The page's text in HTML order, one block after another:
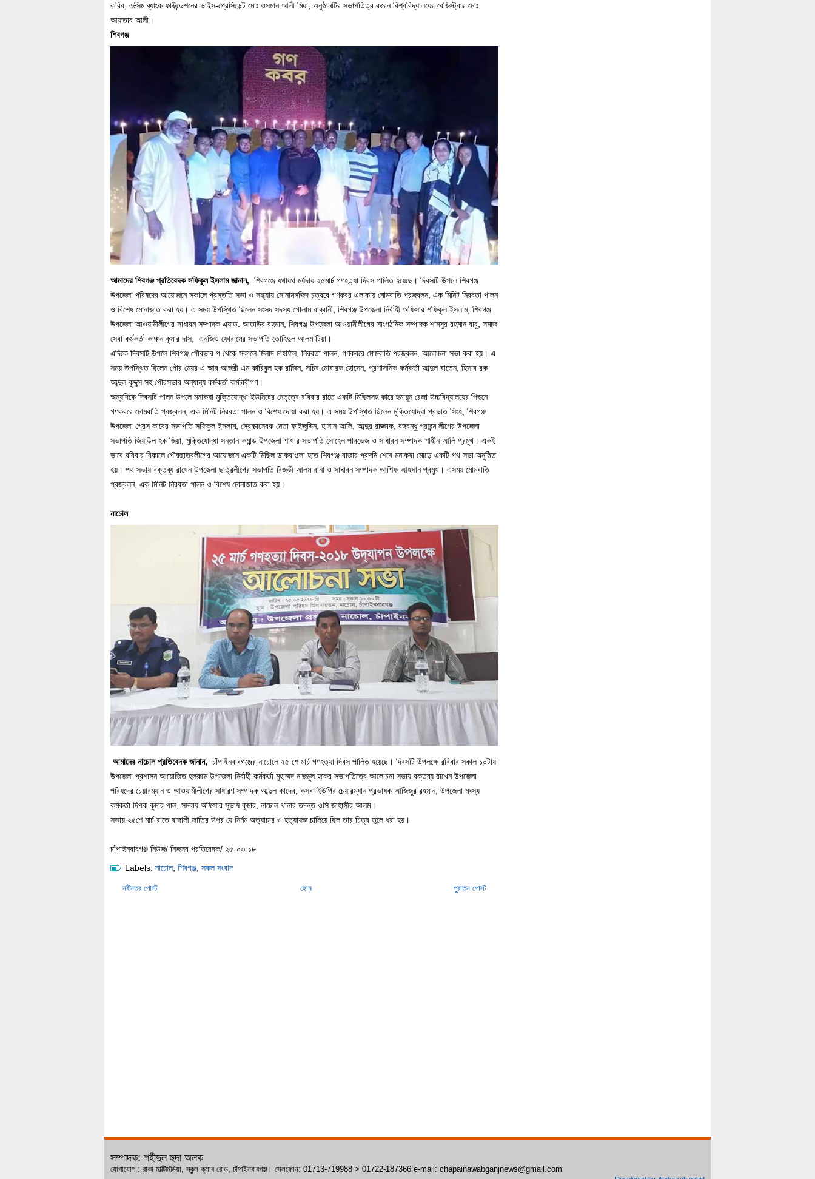
কবির, এক্সিম ব্যাংক ফাউন্ডেশনের ভাইস-প্রেসিডেন্ট মোঃ ওসমান আলী মিয়া, অনুষ্ঠানটির সভাপতিত্ব করেন বিশ্ববিদ্যালয়ের রেজিস্ট্রার মোঃ
আফতাব আলী।
শিবগঞ্জ
আমাদের শিবগঞ্জ প্রতিবেদক সফিকুল ইসলাম জানান, শিবগঞ্জে যথাযথ মর্যদায় ২৫মার্চ গণহত্যা দিবস পালিত হয়েছে। দিবসটি উপলে শিবগঞ্জ
উপজেলা পরিষদের আয়োজনে সকালে প্রস্ততি সভা ও সন্ধ্যায় সোনামসজিদ চত্বরে গণকবর এলাকায় মোমবাতি প্রজ্বলন, এক মিনিট নিরবতা পালন
ও বিশেষ মোনাজাত করা হয়। এ সময় উপস্থিত ছিলেন সংসদ সদস্য গোলাম রাব্বানী, শিবগঞ্জ উপজেলা নির্বাহী অফিসার শফিকুল ইসলাম, শিবগঞ্জ
উপজেলা আওয়ামীলীগের সাধারন সম্পাদক এ্যাড. আতাউর রহমান, শিবগঞ্জ উপজেলা আওয়ামীলীগের সাংগঠনিক সম্পাদক শামসুর রহমান বাবু, সমাজ
সেবা কর্মকর্তা কাঞ্চন কুমার দাস, এনজিও ফোরামের সভাপতি তোহিদুল আলম টিয়া।
এদিকে দিবসটি উপলে শিবগঞ্জ পৌরভার প থেকে সকালে মিলাদ মাহফিল, নিরবতা পালন, গণকবরে মোমবাতি প্রজ্বলন, আলোচনা সভা করা হয়। এ
সময় উপস্থিত ছিলেন পৌর মেয়র এ আর আজরী এম কারিবুল হক রাজিন, সচিব মোবারক হোসেন, প্রশাসনিক কর্মকর্তা আব্দুল বাতেন, হিসাব রক
আব্দুল কুদ্দুস সহ পৌরসভার অন্যান্য কর্মকর্তা কর্মচারীগণ।
অন্যদিকে দিবসটি পালন উপলে মনাকষা মুক্তিযোদ্ধা ইউনিটের নেতৃত্বে রবিবার রাতে একটি মিছিলসহ কারে হুমায়ূন রেজা উচ্চবিদ্যালয়ের পিছনে
গণকবরে মোমবাতি প্রজ্বলন, এক মিনিট নিরবতা পালন ও বিশেষ দোয়া করা হয়। এ সময় উপস্থিত ছিলেন মুক্তিযোদ্ধা প্রভাত সিংহ, শিবগঞ্জ
উপজেলা প্রেস কাবের সভাপতি সফিকুল ইসলাম, স্বেচ্চাসেবক নেতা ফাইজুদ্দিন, হাসান আলি, আব্দুর রাজ্জাক, বঙ্গবন্ধু প্রজন্ম লীগের উপজেলা
সভাপতি জিয়াউল হক জিয়া, মুক্তিযোদ্ধা সন্তান কমান্ড উপজেলা শাখার সভাপতি সোহেল পারভেজ ও সাধারন সম্পাদক শাহীন আলি প্রমুখ। একই
ভাবে রবিবার বিকালে পৌরছাত্রলীগের আয়োজনে একটি মিছিল ডাকবাংলো হতে শিবগঞ্জ বাজার প্রদনি শেষে মনাকষা মোড়ে একটি পথ সভা অনুষ্ঠিত
হয়। পথ সভায় বক্তব্য রাখেন উপজেলা ছাত্রলীগের সভাপতি রিজভী আলম রানা ও সাধারন সম্পাদক আশিফ আহসান প্রমুখ। এসময় মোমবাতি
প্রজ্বলন, এক মিনিট নিরবতা পালন ও বিশেষ মোনাজাত করা হয়।
নাচোল
আমাদের নাচোল প্রতিবেদক জানান, চাঁপাইনবাবগঞ্জের নাচোলে ২৫ শে মার্চ গণহত্যা দিবস পালিত হয়েছে। দিবসটি উপলক্ষে রবিবার সকাল ১০টায়
উপজেলা প্রশাসন আয়োজিত হলরুমে উপজেলা নির্বাহী কর্মকর্তা মুহাম্মদ নাজমুল হকের সভাপতিত্বে আলোচনা সভায় বক্তব্য রাখেন উপজেলা
পরিষদের চেয়ারম্যান ও আওয়ামীলীগের সাধারণ সম্পাদক আব্দুল কাদের, কসবা ইউপির চেয়ারম্যান প্রভাষক আজিজুর রহমান, উপজেলা মৎস্য
কর্মকর্তা দিপক কুমার পাল, সমবায় অফিসার সুভাষ কুমার, নাচোল থানার তদন্ত ওসি জাহাঙ্গীর আলম।
সভায় ২৫শে মার্চ রাতে বাঙ্গালী জাতির উপর যে নির্মম অত্যাচার ও হত্যাযজ্ঞ চালিয়ে ছিল তার চিত্র তুলে ধরা হয়।
চাঁপাইনবাবগঞ্জ নিউজ/ নিজস্ব প্রতিবেদক/ ২৫-০৩-১৮
Labels: নাচোল শিবগঞ্জ সকল সংবাদ
নবীনতর পোস্ট পুরাতন পোস্ট
হোম
সম্পাদক: শহীদুল হুদা অলক
যোগাযোগ : রাকা মাল্টিমিডিয়া, স্কুল ক্লাব রোড, চাঁপাইনবাবগঞ্জ। সেলফোন: 01713-719988 > 01722-187366 e-mail: chapainawabganjnews@gmail.com